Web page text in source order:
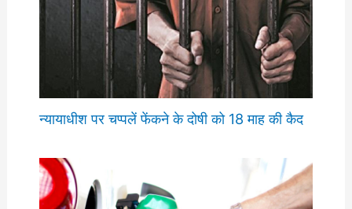
न्यायाधीश पर चप्पलें फेंकने के दोषी को 18 माह की कैद